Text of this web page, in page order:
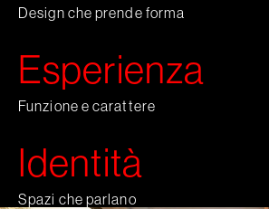
Design che prende forma
Esperienza
Funzione e carattere
Identità
Spazi che parlano